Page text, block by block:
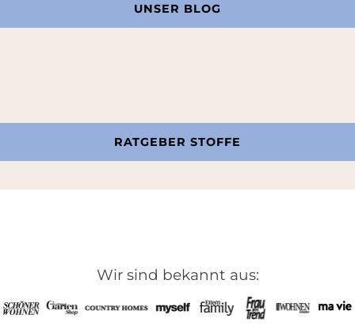
UNSER BLOG
RATGEBER STOFFE
Wir sind bekannt aus: